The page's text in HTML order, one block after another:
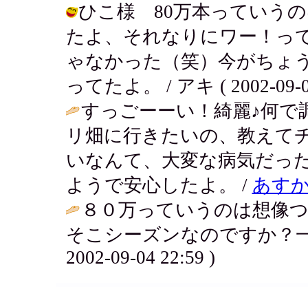
ひこ様 80万本っていう
たよ、それなりにワー！っ
ゃなかった（笑）今がちょ
ってたよ。 / アキ ( 2002-09-
すっごーーい！綺麗♪何
リ畑に行きたいの、教えて
いなんて、大変な病気だっ
ようで安心したよ。 / あす
８０万っていうのは想像
そこシーズンなのですか？
2002-09-04 22:59 )